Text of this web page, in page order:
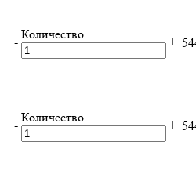
-
Количество
+
-
Количество
+